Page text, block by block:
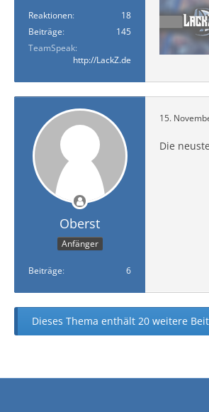
Reaktionen
18
Beiträge
145
TeamSpeak
http://LackZ.de
Oberst
Anfänger
Beiträge 6
15.
Die
Dieses Thema enthält 20 weitere